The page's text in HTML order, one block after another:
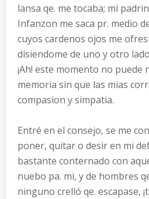
lansa qe. me tocaba; mi
Infanzon me saca pr. medio
cuyos cardenos ojos me
disiendome de uno y otro
¡Ah! este momento no puede
memoria sin que las mias
compasion y simpatia.
Entré en el consejo, se me
poner, quitar o desir en mi
bastante conternado con
nuebo pa. mi, y de hombres
ninguno crelló qe. escapase,